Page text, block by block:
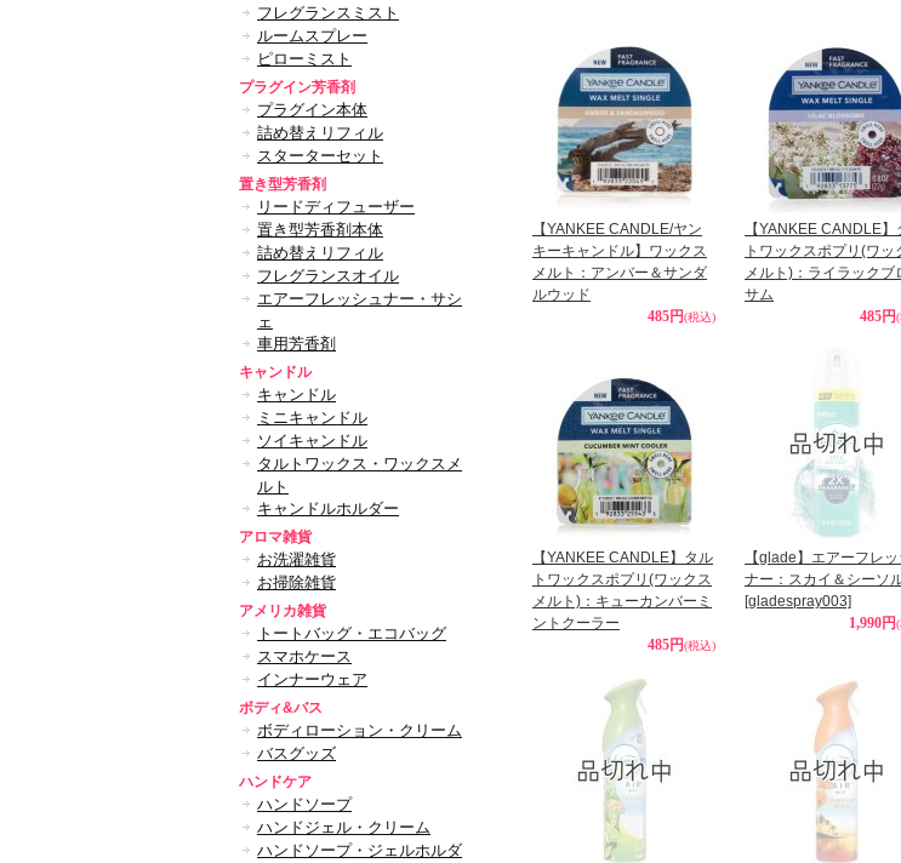
フレグランスミスト
ルームスプレー
ピローミスト
プラグイン芳香剤
プラグイン本体
詰め替えリフィル
スターターセット
置き型芳香剤
リードディフューザー
置き型芳香剤本体
詰め替えリフィル
フレグランスオイル
エアーフレッシュナー・サシ
ェ
車用芳香剤
キャンドル
キャンドル
ミニキャンドル
ソイキャンドル
タルトワックス・ワックスメ
ルト
キャンドルホルダー
アロマ雑貨
お洗濯雑貨
お掃除雑貨
アメリカ雑貨
トートバッグ・エコバッグ
スマホケース
インナーウェア
ボディ&バス
ボディローション・クリーム
バスグッズ
ハンドケア
ハンドソープ
ハンドジェル・クリーム
ハンドソープ・ジェルホルダ
【YANKEE CANDLE/ヤン
キーキャンドル】ワックス
メルト：アンバー＆サンダ
ルウッド
485円(税込)
【YANKEE CANDLE】
トワックスポプリ(ワッ
メルト)：ライラックブ
サム
485円
【YANKEE CANDLE】タル
トワックスポプリ(ワックス
メルト)：キューカンバーミ
ントクーラー
485円(税込)
【glade】エアーフレ
ナー：スカイ＆シーソ
[gladespray003]
1,990円